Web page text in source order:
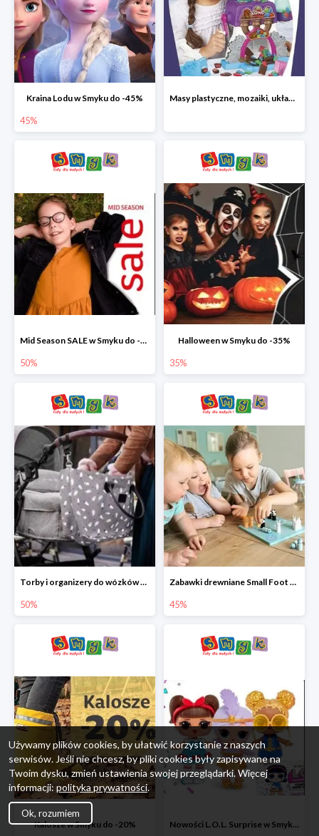
Kraina Lodu w Smyku do -45%
45%
Masy plastyczne, mozaiki, układanki do -45%
Mid Season SALE w Smyku do -50%
50%
Halloween w Smyku do -35%
35%
Torby i organizery do wózków w Smyku do -50%
50%
Zabawki drewniane Small Foot do -45%
45%
Kalosze w Smyku do -20% Nowości L.O.L. Surprise w Smyku do -45%
Używamy plików cookies, by ułatwić korzystanie z naszych
serwisów. Jeśli nie chcesz, by pliki cookies były zapisywane na
Twoim dysku, zmień ustawienia swojej przeglądarki. Więcej
informacji: polityka prywatności.
Ok, rozumiem